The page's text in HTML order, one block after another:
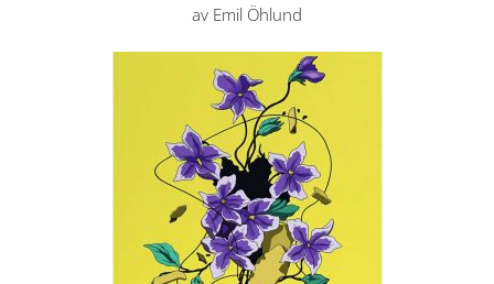
av Emil Öhlund